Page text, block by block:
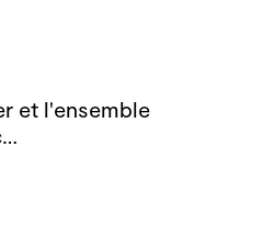
et l'ensemble